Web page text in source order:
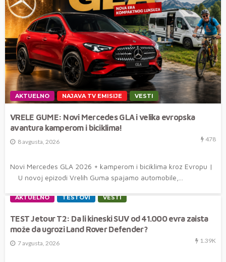
AKTUELNO NAJAVA TV EMISIJE VESTI
VRELE GUME: Novi Mercedes GLA i velika evropska
avantura kamperom i biciklima!
8 avgusta, 2026 478
Novi Mercedes GLA 2026 + kamperom i biciklima kroz Evropu |
U novoj epizodi Vrelih Guma spajamo automobile,...
AKTUELNO TESTOVI VESTI
TEST Jetour T2: Da li kineski SUV od 41.000 evra zaista
može da ugrozi Land Rover Defender?
7 avgusta, 2026 1.39K